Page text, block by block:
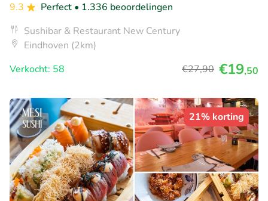
9.3
Perfect • 1.336 beoordelingen
Sushibar & Restaurant New Century
Eindhoven (2km)
Verkocht: 58
€27,90 €19,50
21% korting